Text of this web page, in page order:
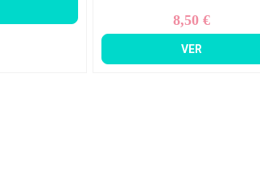
Precio
8,50 €
VER